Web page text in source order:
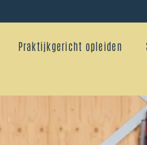
Praktijkgericht opleiden